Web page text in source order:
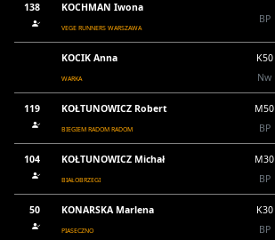
138 KOCHMAN Iwona
VEGE RUNNERS WARSZAWA
BP
KOCIK Anna
WARKA
K50
Nw
119 KOŁTUNOWICZ Robert
BIEGIEM RADOM RADOM
M50
BP
104 KOŁTUNOWICZ Michał
BIAŁOBRZEGI
M30
BP
50 KONARSKA Marlena
PIASECZNO
K30
BP